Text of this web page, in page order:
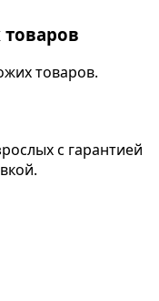
товаров.
с гарантией